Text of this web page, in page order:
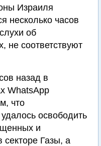
Израиля
несколько часов
об
не соответствуют
назад в
WhatsApp
что
освободить
и
Газы, а